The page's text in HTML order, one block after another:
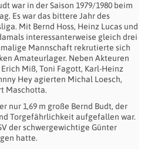
war in der Saison 1979/1980 beim
Es war das bittere Jahr des
Mit Bernd Hoss, Heinz Lucas und
interessanterweise gleich drei
Mannschaft rekrutierte sich
Amateurlager. Neben Akteuren
Miß, Toni Fagott, Karl-Heinz
Hey agierten Michal Loesch,
Maschotta.
nur 1,69 m große Bernd Budt, der
Torgefährlichkeit aufgefallen war.
der schwergewichtige Günter
hatte.